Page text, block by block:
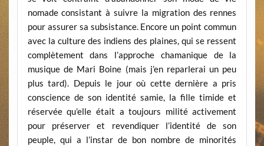
nomade consistant à suivre la migration des rennes
pour assurer sa subsistance. Encore un point commun
avec la culture des indiens des plaines, qui se ressent
complètement dans l’approche chamanique de la
musique de Mari Boine (mais j’en reparlerai un peu
plus tard). Depuis le jour où cette dernière a pris
conscience de son identité samie, la fille timide et
réservée qu’elle était a toujours milité activement
pour préserver et revendiquer l’identité de son
peuple, qui a l’instar de bon nombre de minorités